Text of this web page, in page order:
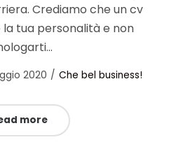
Crediamo che un cv
tua personalità e non
2020
Posted
Che bel business!
more